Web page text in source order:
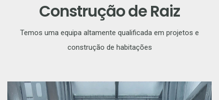
Construção de Raiz
Temos uma equipa altamente qualificada em projetos e
construção de habitações